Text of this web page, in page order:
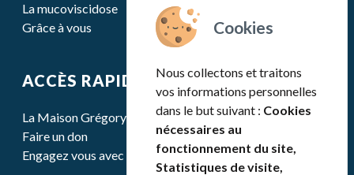
Nous collectons et traitons
vos informations personnelles
dans le but suivant : Cookies
nécessaires au
fonctionnement du site,
Statistiques de visite,
La mucoviscidose
Grâce à vous
ACCÈS RAPIDE
La Maison Grégory Lemarchal
Faire un don
Engagez vous avec nous